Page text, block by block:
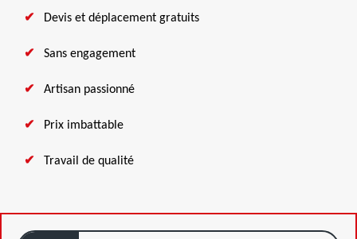
Devis et déplacement gratuits
Sans engagement
Artisan passionné
Prix imbattable
Travail de qualité